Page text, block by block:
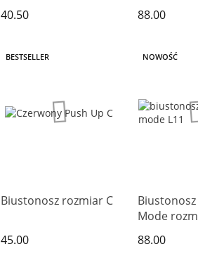
40.50 88.00
BESTSELLER
Biustonosz rozmiar C
45.00
NOWOŚĆ
Mode
88.00